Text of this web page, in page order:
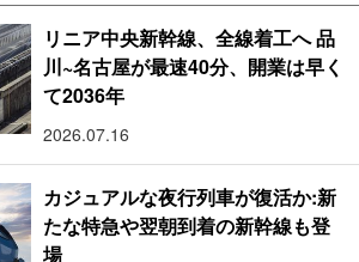
リニア中央新幹線、全線着工へ 品
川~名古屋が最速40分、開業は早く
て2036年
2026.07.16
カジュアルな夜行列車が復活か:新
たな特急や翌朝到着の新幹線も登
場